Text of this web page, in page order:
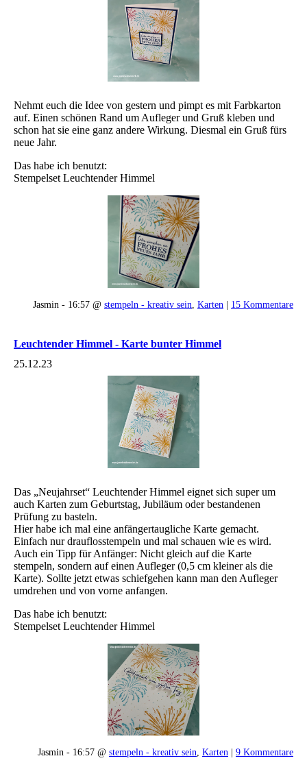
Nehmt euch die Idee von gestern und pimpt es mit Farbkarton
auf. Einen schönen Rand um Aufleger und Gruß kleben und
schon hat sie eine ganz andere Wirkung. Diesmal ein Gruß fürs
neue Jahr.
Das habe ich benutzt:
Stempelset Leuchtender Himmel
Jasmin - 16:57 @ stempeln - kreativ sein Karten | 15 Kommentare
Leuchtender Himmel - Karte bunter Himmel
25.12.23
Das „Neujahrset“ Leuchtender Himmel eignet sich super um
auch Karten zum Geburtstag, Jubiläum oder bestandenen
Prüfung zu basteln.
Hier habe ich mal eine anfängertaugliche Karte gemacht.
Einfach nur drauflosstempeln und mal schauen wie es wird.
Auch ein Tipp für Anfänger: Nicht gleich auf die Karte
stempeln, sondern auf einen Aufleger (0,5 cm kleiner als die
Karte). Sollte jetzt etwas schiefgehen kann man den Aufleger
umdrehen und von vorne anfangen.
Das habe ich benutzt:
Stempelset Leuchtender Himmel
Jasmin - 16:57 @ stempeln - kreativ sein Karten | 9 Kommentare